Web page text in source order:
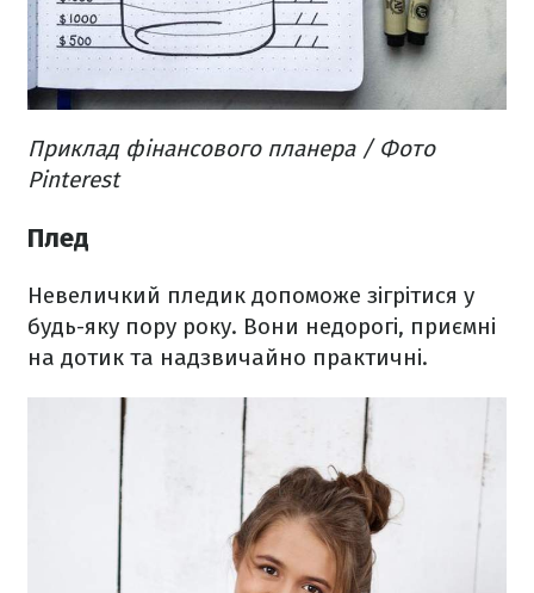
Приклад фінансового планера / Фото
Pinterest
Плед
Невеличкий пледик допоможе зігрітися у
будь-яку пору року. Вони недорогі, приємні
на дотик та надзвичайно практичні.